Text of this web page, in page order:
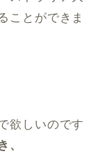
ことができま
欲しいのです
、